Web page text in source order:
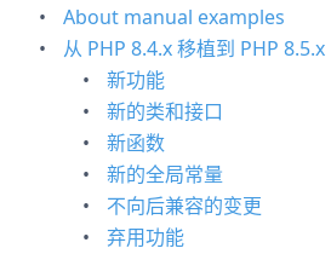
About manual examples
从 PHP 8.4.x 移植到 PHP 8.5.x
新功能
新的类和接口
新函数
新的全局常量
不向后兼容的变更
弃用功能